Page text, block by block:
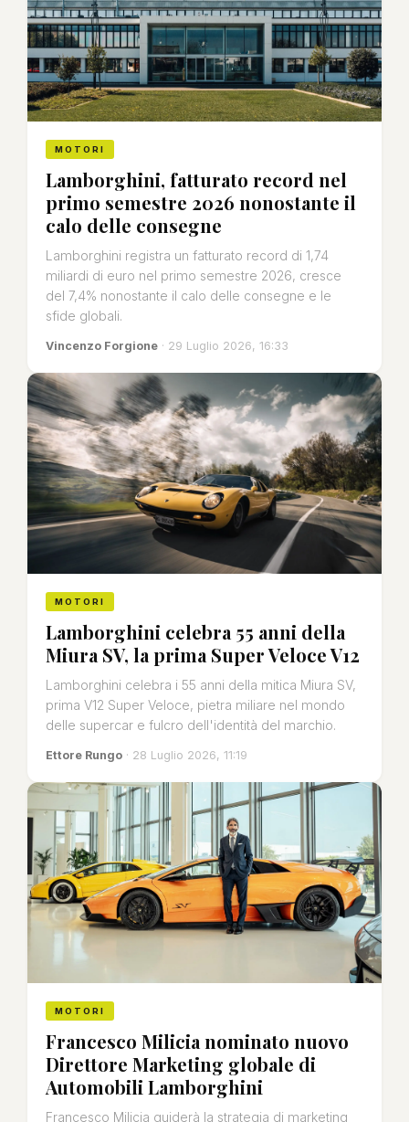
MOTORI
Lamborghini, fatturato record nel
primo semestre 2026 nonostante il
calo delle consegne
Lamborghini registra un fatturato record di 1,74
miliardi di euro nel primo semestre 2026, cresce
del 7,4% nonostante il calo delle consegne e le
sfide globali.
Vincenzo Forgione · 29 Luglio 2026, 16:33
MOTORI
Lamborghini celebra 55 anni della
Miura SV, la prima Super Veloce V12
Lamborghini celebra i 55 anni della mitica Miura SV,
prima V12 Super Veloce, pietra miliare nel mondo
delle supercar e fulcro dell'identità del marchio.
Ettore Rungo · 28 Luglio 2026, 11:19
MOTORI
Francesco Milicia nominato nuovo
Direttore Marketing globale di
Automobili Lamborghini
Francesco Milicia guiderà la strategia di marketing